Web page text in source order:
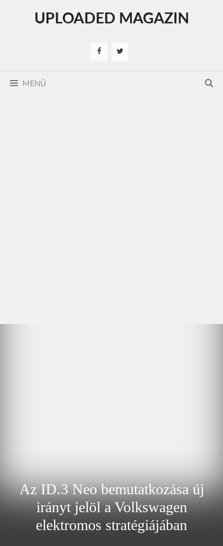
UPLOADED MAGAZIN
MENÜ
Az ID.3 Neo bemutatkozása új
irányt jelöl a Volkswagen
elektromos stratégiájában